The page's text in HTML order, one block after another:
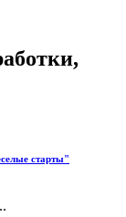
старты"